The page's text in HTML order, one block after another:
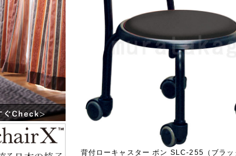
背付ローキャスター ボン SLC-255（ブラッ